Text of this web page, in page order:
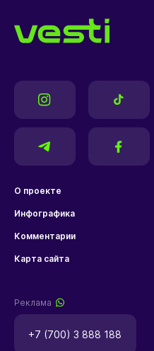
О проекте
Инфографика
Комментарии
Карта сайта
Реклама
+7 (700) 3 888 188